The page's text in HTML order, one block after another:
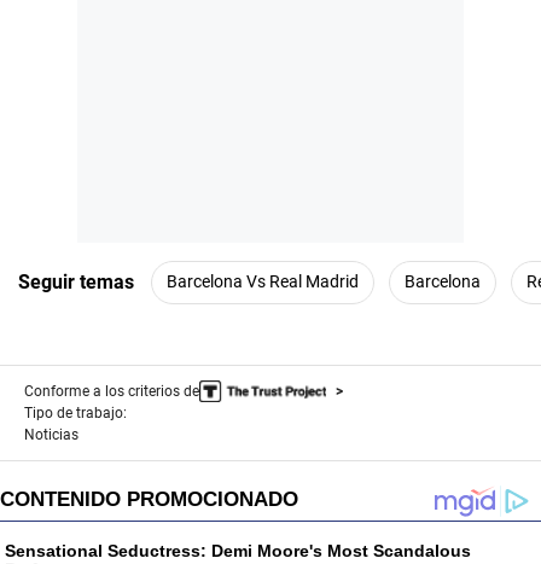
Seguir temas Barcelona Vs Real Madrid Barcelona
Conforme a los criterios de
Tipo de trabajo:
Noticias